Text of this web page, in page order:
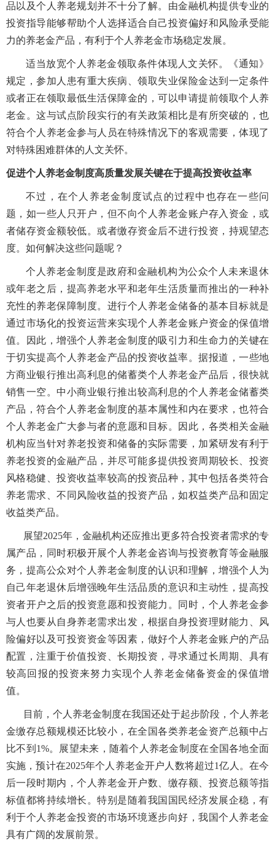
品以及个人养老规划并不十分了解。由金融机构提供专业的
投资指导能够帮助个人选择适合自己投资偏好和风险承受能
力的养老金产品，有利于个人养老金市场稳定发展。
适当放宽个人养老金领取条件体现人文关怀。《通知》
规定，参加人患有重大疾病、领取失业保险金达到一定条件
或者正在领取最低生活保障金的，可以申请提前领取个人养
老金。这与试点阶段实行的有关政策相比是有所突破的，也
符合个人养老金参与人员在特殊情况下的客观需要，体现了
对特殊困难群体的人文关怀。
促进个人养老金制度高质量发展关键在于提高投资收益率
不过，在个人养老金制度试点的过程中也存在一些问
题，如一些人只开户，但不向个人养老金账户存入资金，或
者储存资金额较低。或者缴存资金后不进行投资，持观望态
度。如何解决这些问题呢？
个人养老金制度是政府和金融机构为公众个人未来退休
或年老之后，提高养老水平和老年生活质量而推出的一种补
充性的养老保障制度。进行个人养老金储备的基本目标就是
通过市场化的投资运营来实现个人养老金账户资金的保值增
值。因此，增强个人养老金制度的吸引力和生命力的关键在
于切实提高个人养老金产品的投资收益率。据报道，一些地
方商业银行推出高利息的储蓄类个人养老金产品后，很快就
销售一空。中小商业银行推出较高利息的个人养老金储蓄类
产品，符合个人养老金制度的基本属性和内在要求，也符合
个人养老金广大参与者的意愿和目标。因此，各类相关金融
机构应当针对养老投资和储备的实际需要，加紧研发有利于
养老投资的金融产品，并尽可能多提供投资周期较长、投资
风格稳健、投资收益率较高的投资品种，其中包括各类符合
养老需求、不同风险收益的投资产品，如权益类产品和固定
收益类产品。
展望2025年，金融机构还应推出更多符合投资者需求的专
属产品，同时积极开展个人养老金咨询与投资教育等金融服
务，提高公众对个人养老金制度的认识和理解，增强个人为
自己年老退休后增强晚年生活品质的意识和主动性，提高投
资者开户之后的投资意愿和投资能力。同时，个人养老金参
与人也要从自身养老需求出发，根据自身投资理财能力、风
险偏好以及可投资资金等因素，做好个人养老金账户的产品
配置，注重于价值投资、长期投资，寻求通过长周期、具有
较高回报的投资来努力实现个人养老金储备资金的保值增
值。
目前，个人养老金制度在我国还处于起步阶段，个人养老
金缴存总额规模还比较小，在全国各类养老金资产总额中占
比不到 1%。展望未来，随着个人养老金制度在全国各地全面
实施，预计在2025年个人养老金开户人数将超过1亿人。在今
后一段时期内，个人养老金开户数、缴存额、投资总额等指
标值都将持续增长。特别是随着我国国民经济发展企稳，有
利于个人养老金投资的市场环境逐步向好，我国个人养老金
具有广阔的发展前景。